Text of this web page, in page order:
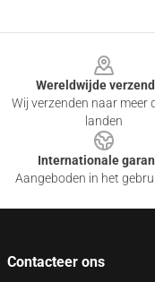
Wereldwijde
Wij verzenden naar meer
landen
Internationale
Aangeboden in het
Contacteer ons